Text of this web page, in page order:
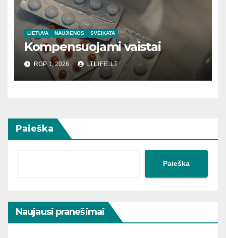
LIETUVA NAUJIENOS SVEIKATA
Kompensuojami vaistai
RGP 1, 2026 LTLIFE.LT
Paieška
Paieška
Naujausi pranešimai